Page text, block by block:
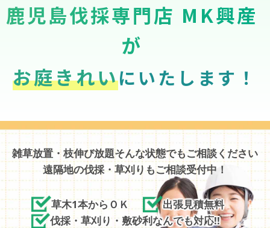
鹿児島伐採専門店 MK興産
が
お庭きれいにいたします！
雑草放置・枝伸び放題そんな状態でもご相談ください
遠隔地の伐採・草刈りもご相談受付中！
草木1本からＯＫ
出張見積無料
伐採・草刈り・敷砂利なんでも対応!!